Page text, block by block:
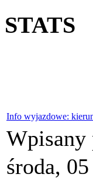
STATS
Info wyjazdowe:
Wpisany
środa,